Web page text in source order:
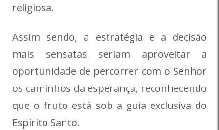
religiosa.
Assim sendo, a estratégia e a decisão
mais sensatas seriam aproveitar a
oportunidade de percorrer com o Senhor
os caminhos da esperança, reconhecendo
que o fruto está sob a guia exclusiva do
Espírito Santo.